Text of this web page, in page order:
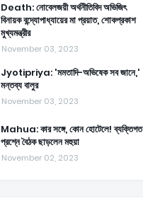
Death: নোবেলজয়ী অর্থনীতিবিদ অভিজিৎ
বিনায়ক বন্দ্যোপাধ্যায়ের মা প্রয়াত, শোকপ্রকাশ
মুখ্যমন্ত্রীর
November 03, 2023
Jyotipriya: 'মমতাদি-অভিষেক সব জানে,'
মন্তব্য বালুর
November 03, 2023
Mahua: কার সঙ্গে, কোন হোটেলে! ব্যক্তিগত
প্রশ্নে বৈঠক ছাড়লেন মহুয়া
November 02, 2023